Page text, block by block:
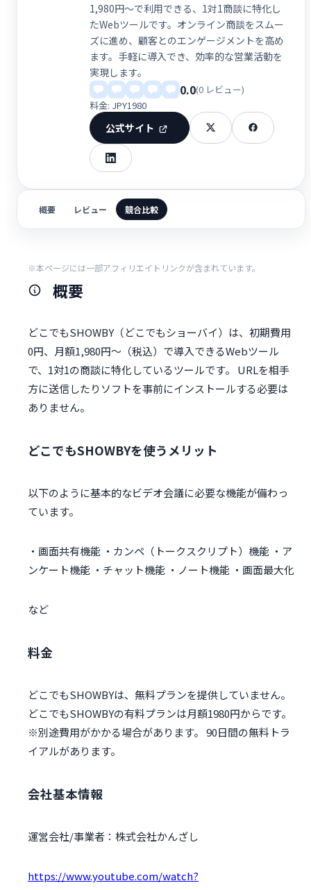
1,980円～で利用できる、1対1商談に特化し
たWebツールです。オンライン商談をスムー
ズに進め、顧客とのエンゲージメントを高め
ます。手軽に導入でき、効率的な営業活動を
実現します。
0.0(0 レビュー)
料金: JPY1980
公式サイト
概要 レビュー 競合比較
※本ページには一部アフィリエイトリンクが含まれています。
概要
どこでもSHOWBY（どこでもショーバイ）は、初期費用
0円、月額1,980円～（税込）で導入できるWebツール
で、1対1の商談に特化しているツールです。 URLを相手
方に送信したりソフトを事前にインストールする必要は
ありません。
どこでもSHOWBYを使うメリット
以下のように基本的なビデオ会議に必要な機能が備わっ
ています。
・画面共有機能 ・カンペ（トークスクリプト）機能 ・ア
ンケート機能 ・チャット機能 ・ノート機能 ・画面最大化
など
料金
どこでもSHOWBYは、無料プランを提供していません。
どこでもSHOWBYの有料プランは月額1980円からです。
※別途費用がかかる場合があります。 90日間の無料トラ
イアルがあります。
会社基本情報
運営会社/事業者：株式会社かんざし
https://www.youtube.com/watch?